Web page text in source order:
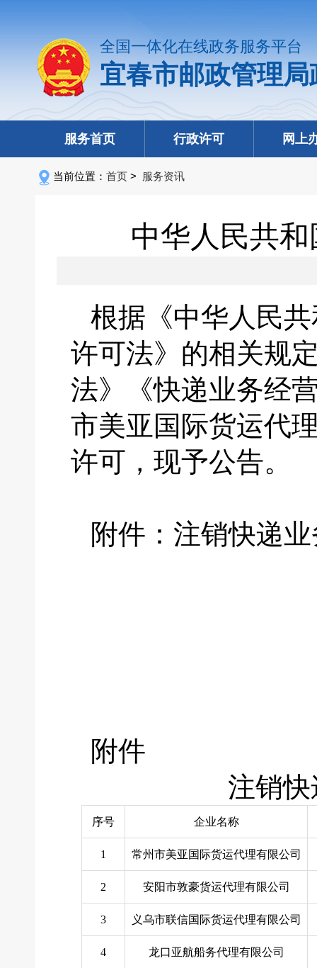
全国一体化在线政务服务平台
宜春市邮政管理
服务首页 行政许可 网上
当前位置： 首页 > 服务资讯
中华人民共
根据《中华人民
许可法》的相关规
法》《快递业务经
市美亚国际货运代
许可，现予公告。
附件：注销快递
附件
注销
序号 企业名称
1 常州市美亚国际货运代理有限公司
2 安阳市敦豪货运代理有限公司
3 义乌市联信国际货运代理有限公司
4 龙口亚航船务代理有限公司